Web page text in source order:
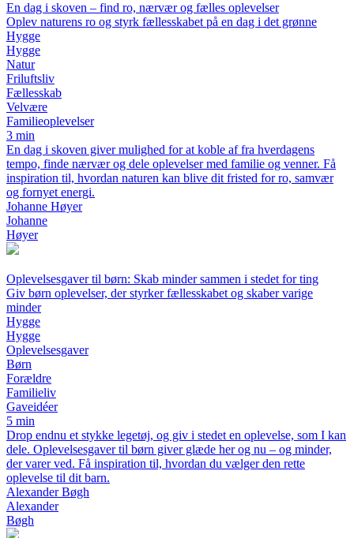
En dag i skoven – find ro, nærvær og fælles oplevelser
Oplev naturens ro og styrk fællesskabet på en dag i det grønne
Hygge
Hygge
Natur
Friluftsliv
Fællesskab
Velvære
Familieoplevelser
3 min
En dag i skoven giver mulighed for at koble af fra hverdagens
tempo, finde nærvær og dele oplevelser med familie og venner. Få
inspiration til, hvordan naturen kan blive dit fristed for ro, samvær
og fornyet energi.
Johanne Høyer
Johanne
Høyer
Oplevelsesgaver til børn: Skab minder sammen i stedet for ting
Giv børn oplevelser, der styrker fællesskabet og skaber varige
minder
Hygge
Hygge
Oplevelsesgaver
Børn
Forældre
Familieliv
Gaveidéer
5 min
Drop endnu et stykke legetøj, og giv i stedet en oplevelse, som I kan
dele. Oplevelsesgaver til børn giver glæde her og nu – og minder,
der varer ved. Få inspiration til, hvordan du vælger den rette
oplevelse til dit barn.
Alexander Bøgh
Alexander
Bøgh